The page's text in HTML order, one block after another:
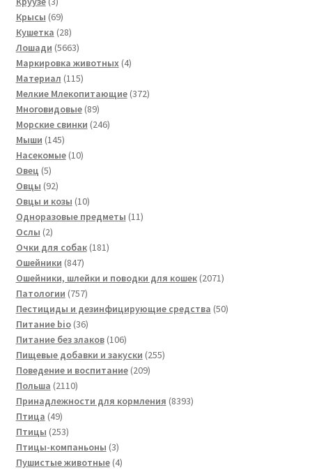
товара
Крысы 6969
товаров
Кушетка 2828
товаров
Лошади 56635663
товара
Маркировка животных 44
Материал 115115
товаров
Мелкие Млекопитающие 372372
Многовидовые 8989
товаров
Морские свинки 246246
Мыши 145145
товаров
Насекомые 1010
Овец 55
товаров
Овцы 9292
товара
Овцы и козы 1010
товаров
Одноразовые предметы 1111
Ослы 22
товара
Очки для собак 181181
Ошейники 847847
товаров
Ошейники, шлейки и поводки для кошек 20712071
Патологии 757757
товаров
Пестициды и дезинфицирующие средства 5050
Питание bio 3636
товаров
Питание без злаков 106106
товаров
Пищевые добавки и закуски 255255
Поведение и воспитание 209209
Польша 21102110
товаров
Принадлежности для кормления 83938393
Птица 4949
товаров
Птицы 253253
товара
Птицы-компаньоны 33
товара
Пушистые животные 44